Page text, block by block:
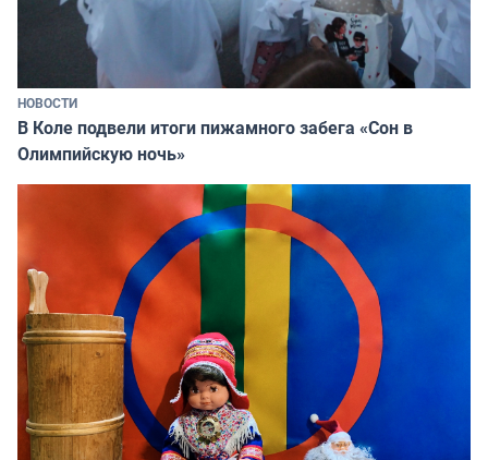
НОВОСТИ
В Коле подвели итоги пижамного забега «Сон в
Олимпийскую ночь»